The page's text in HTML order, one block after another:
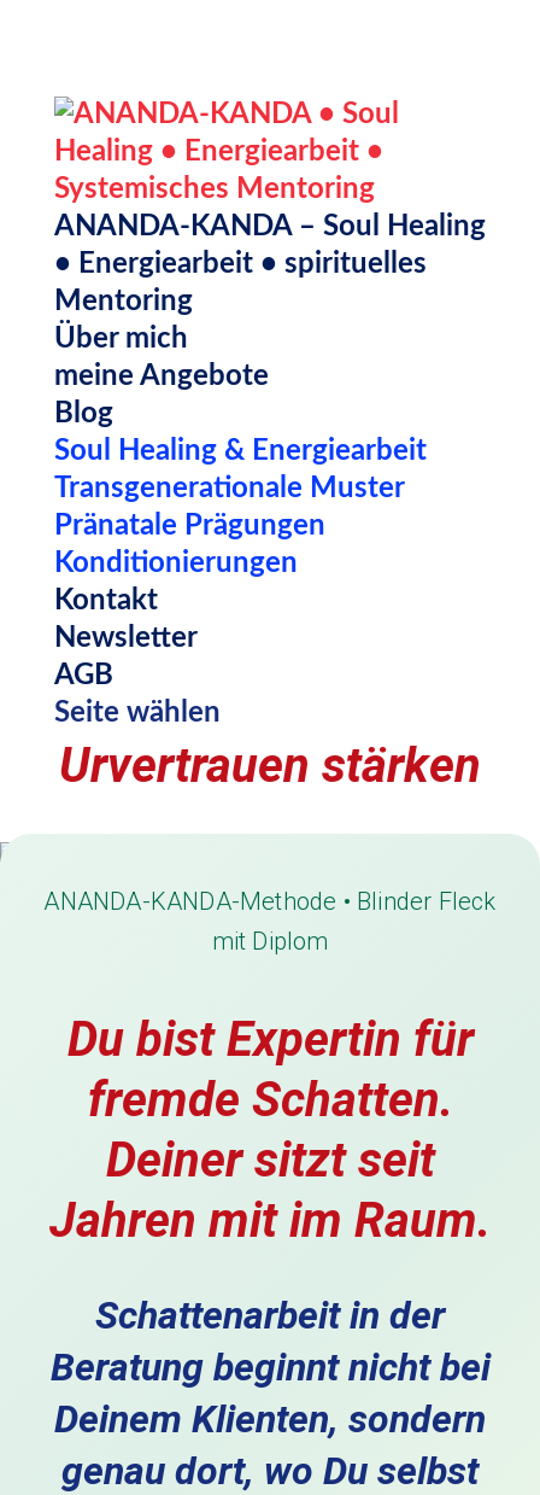
ANANDA-KANDA – Soul Healing
• Energiearbeit • spirituelles
Mentoring
Über mich
meine Angebote
Blog
Soul Healing & Energiearbeit
Transgenerationale Muster
Pränatale Prägungen
Konditionierungen
Kontakt
Newsletter
AGB
Seite wählen
Urvertrauen stärken
ANANDA-KANDA-Methode • Blinder Fleck
mit Diplom
Du bist Expertin für
fremde Schatten.
Deiner sitzt seit
Jahren mit im Raum.
Schattenarbeit in der
Beratung beginnt nicht bei
Deinem Klienten, sondern
genau dort, wo Du selbst